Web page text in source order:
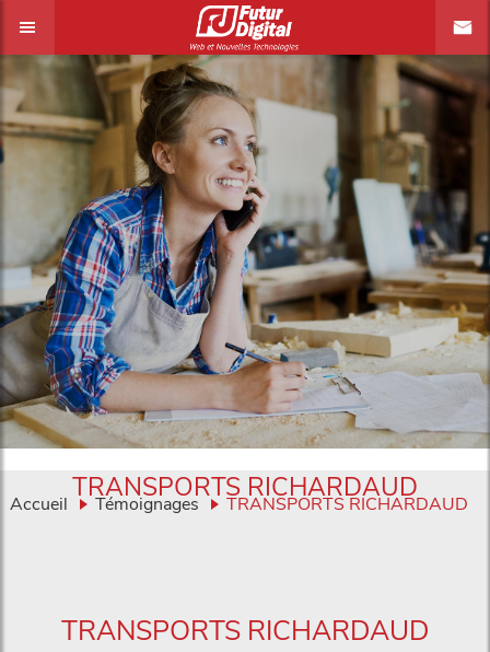
Accueil Témoignages TRANSPORTS RICHARDAUD
TRANSPORTS RICHARDAUD
TRANSPORTS RICHARDAUD